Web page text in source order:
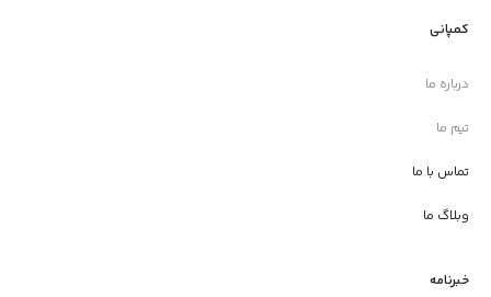
کمپانی
درباره ما
تیم ما
تماس با ما
وبلاگ ما
خبرنامه